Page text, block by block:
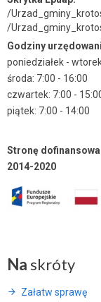
/
/
Godziny
poniedziałek -
środa: 7:00 - 16:00
czwartek: 7:00 -
piątek: 7:00 - 14:00
Stronę
2014-2020
Na skróty
Załatw sprawę